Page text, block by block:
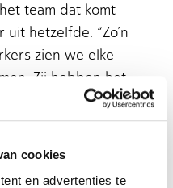
cookies
en advertenties te
team dat komt
hetzelfde. “Zo’n
zien we elke
Zij hebben het
willen hier graag
is dat je